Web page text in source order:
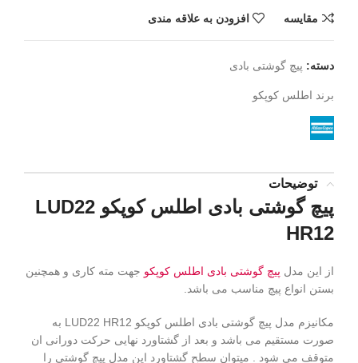
مقايسه افزودن به علاقه مندی
دسته: پیچ گوشتی بادی
برند اطلس کوپکو
توضیحات
پیچ گوشتی بادی اطلس کوپکو LUD22
HR12
از این مدل پیچ گوشتی بادی اطلس کوپکو جهت مته کاری و همچنین
بستن انواع پیچ مناسب می باشد.
مکانیزم مدل پیچ گوشتی بادی اطلس کوپکو LUD22 HR12 به
صورت مستقیم می باشد و بعد از گشتاورد نهایی حرکت دورانی ان
متوقف می شود . میتوان سطح گشتاورد این مدل پیچ گوشتی را